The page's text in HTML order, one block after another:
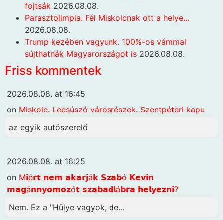
fojtsák 2026.08.08.
Parasztolimpia. Fél Miskolcnak ott a helye…
2026.08.08.
Trump kezében vagyunk. 100%-os vámmal
sújthatnák Magyarországot is 2026.08.08.
Friss kommentek
2026.08.08. at 16:45
on Miskolc. Lecsúszó városrészek. Szentpéteri kapu
az egyik autószerelő
2026.08.08. at 16:25
on M𝗶é𝗿𝘁 𝗻𝗲𝗺 𝗮𝗸𝗮𝗿𝗷á𝗸 𝗦𝘇𝗮𝗯ó 𝗞𝗲𝘃𝗶𝗻
𝗺𝗮𝗴á𝗻𝗻𝘆𝗼𝗺𝗼𝘇ó𝘁 𝘀𝘇𝗮𝗯𝗮𝗱𝗹á𝗯𝗿𝗮 𝗵𝗲𝗹𝘆𝗲𝘇𝗻𝗶?
Nem. Ez a "Hülye vagyok, de...